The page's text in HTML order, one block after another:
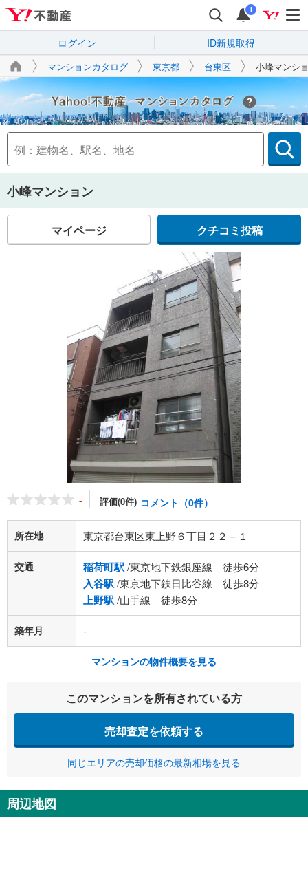
i
ログイン ID新規取得
マンションカタログ 東京都 台東区 小峰マンシ
Yahoo!不動産
小峰マンション
マイページ クチコミ投稿
- 評価(0件) コメント（0件）
所在地 東京都台東区東上野６丁目２２－１
交通 稲荷町駅/東京地下鉄銀座線 徒歩6分
入谷駅/東京地下鉄日比谷線 徒歩8分
上野駅/山手線 徒歩8分
築年月 -
マンションの物件概要を見る
このマンションを所有されている方
売却査定を依頼する
同じエリアの売却価格の最新相場を見る
周辺地図